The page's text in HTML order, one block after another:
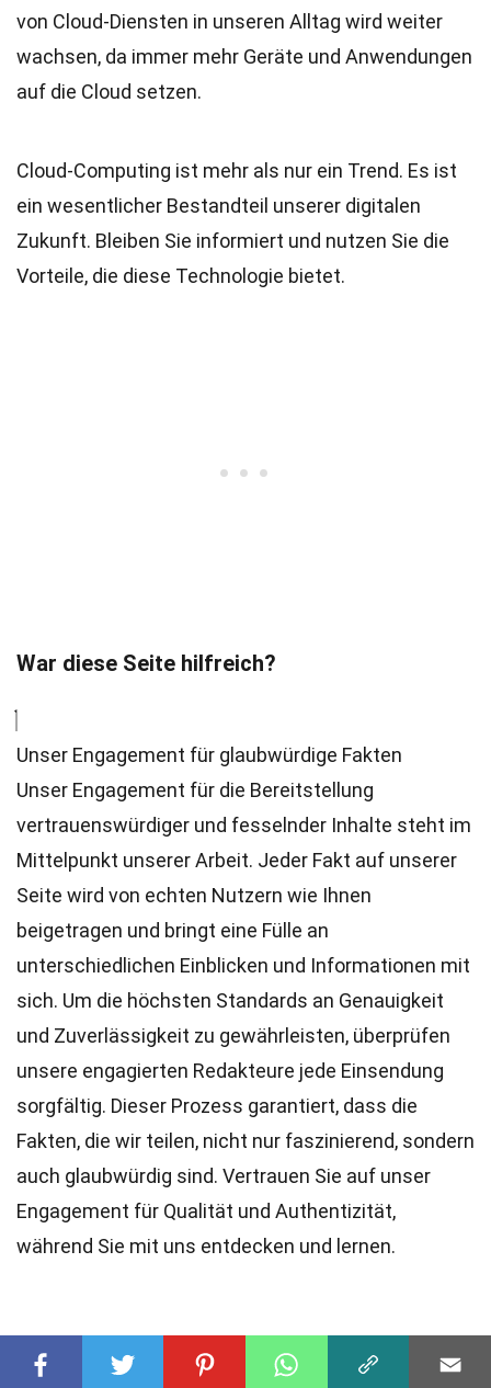
von Cloud-Diensten in unseren Alltag wird weiter
wachsen, da immer mehr Geräte und Anwendungen
auf die Cloud setzen.
Cloud-Computing ist mehr als nur ein Trend. Es ist
ein wesentlicher Bestandteil unserer digitalen
Zukunft. Bleiben Sie informiert und nutzen Sie die
Vorteile, die diese Technologie bietet.
War diese Seite hilfreich?
Unser Engagement für glaubwürdige Fakten
Unser Engagement für die Bereitstellung
vertrauenswürdiger und fesselnder Inhalte steht im
Mittelpunkt unserer Arbeit. Jeder Fakt auf unserer
Seite wird von echten Nutzern wie Ihnen
beigetragen und bringt eine Fülle an
unterschiedlichen Einblicken und Informationen mit
sich. Um die höchsten Standards an Genauigkeit
und Zuverlässigkeit zu gewährleisten, überprüfen
unsere engagierten Redakteure jede Einsendung
sorgfältig. Dieser Prozess garantiert, dass die
Fakten, die wir teilen, nicht nur faszinierend, sondern
auch glaubwürdig sind. Vertrauen Sie auf unser
Engagement für Qualität und Authentizität,
während Sie mit uns entdecken und lernen.